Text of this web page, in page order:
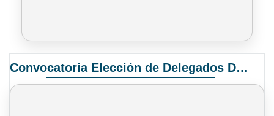
Convocatoria Elección de Delegados Docentes para el XIV Congreso Nacional de Universidades